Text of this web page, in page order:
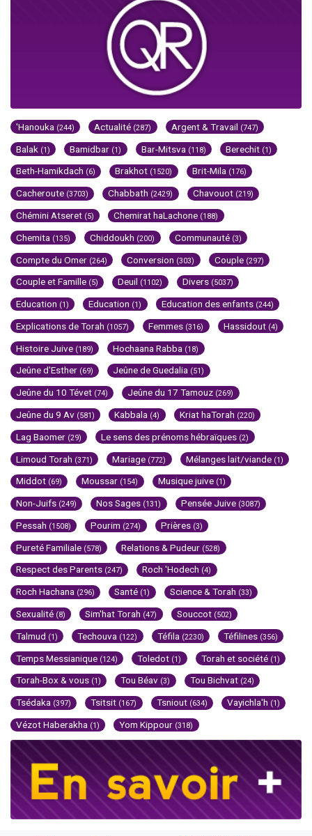
'Hanouka (244) Actualité (287) Argent & Travail (747)
Balak (1) Bamidbar (1) Bar-Mitsva (118) Berechit (1)
Beth-Hamikdach (6) Brakhot (1520) Brit-Mila (176)
Cacheroute (3703) Chabbath (2429) Chavouot (219)
Chémini Atseret (5) Chemirat haLachone (188)
Chemita (135) Chiddoukh (200) Communauté (3)
Compte du Omer (264) Conversion (303) Couple (297)
Couple et Famille (5) Deuil (1102) Divers (5037)
Education (1) Education (1) Education des enfants (244)
Explications de Torah (1057) Femmes (316) Hassidout (4)
Histoire Juive (189) Hochaana Rabba (18)
Jeûne d'Esther (69) Jeûne de Guedalia (51)
Jeûne du 10 Tévet (74) Jeûne du 17 Tamouz (269)
Jeûne du 9 Av (581) Kabbala (4) Kriat haTorah (220)
Lag Baomer (29) Le sens des prénoms hébraïques (2)
Limoud Torah (371) Mariage (772) Mélanges lait/viande (1)
Middot (69) Moussar (154) Musique juive (1)
Non-Juifs (249) Nos Sages (131) Pensée Juive (3087)
Pessah (1508) Pourim (274) Prières (3)
Pureté Familiale (578) Relations & Pudeur (528)
Respect des Parents (247) Roch 'Hodech (4)
Roch Hachana (296) Santé (1) Science & Torah (33)
Sexualité (8) Sim'hat Torah (47) Souccot (502)
Talmud (1) Techouva (122) Téfila (2230) Téfilines (356)
Temps Messianique (124) Toledot (1) Torah et société (1)
Torah-Box & vous (1) Tou Béav (3) Tou Bichvat (24)
Tsédaka (397) Tsitsit (167) Tsniout (634) Vayichla'h (1)
Vézot Haberakha (1) Yom Kippour (318)